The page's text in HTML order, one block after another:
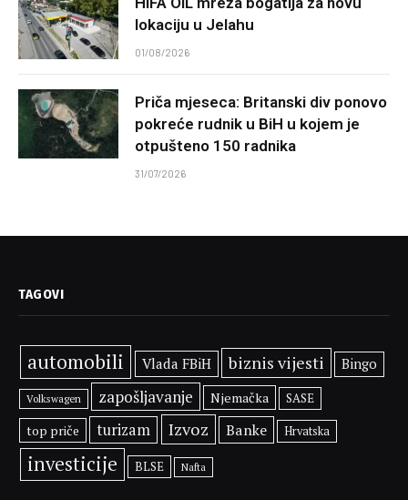
lokaciju u Jelahu
01/08/2026
Priča mjeseca: Britanski div ponovo
pokreće rudnik u BiH u kojem je
otpušteno 150 radnika
31/07/2026
TAGOVI
automobili Vlada FBiH biznis vijesti Bingo
Volkswagen zapošljavanje Njemačka SASE
top priče turizam Izvoz Banke Hrvatska
investicije BLSE Nafta